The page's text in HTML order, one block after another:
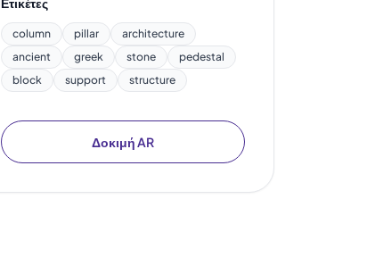
column pillar
architecture
ancient
greek stone
pedestal
block
support structure
Δοκιμή AR